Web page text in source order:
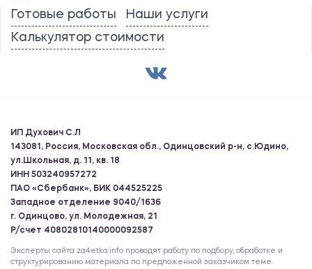
Готовые работы
Наши услуги
Калькулятор стоимости
ИП Духович С.Л
143081, Россия, Московская обл., Одинцовский р-н, с.Юдино,
ул.Школьная, д. 11, кв. 18
ИНН 503240957272
ПАО «Сбербанк», БИК 044525225
Западное отделение 9040/1636
г. Одинцово, ул. Молодежная, 21
Р/счет 40802810140000092587
Эксперты сайта za4etka.info проводят работу по подбору, обработке и
структурированию материала по предложенной заказчиком теме.